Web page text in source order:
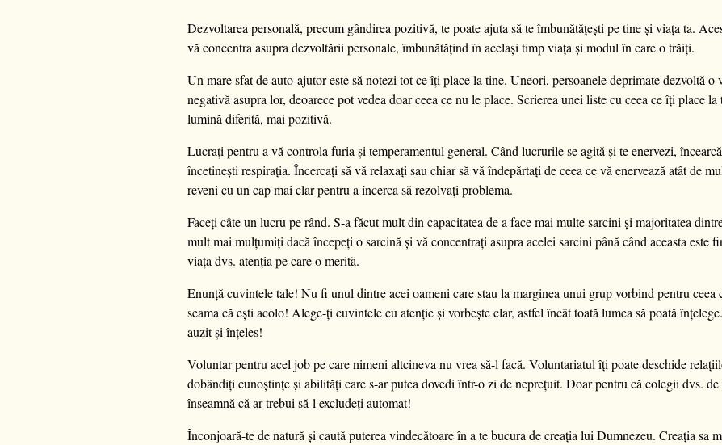
Dezvoltarea personală, precum gândirea pozitivă, te poate ajuta să te îmbunătățești pe tine și viața ta.
vă concentra asupra dezvoltării personale, îmbunătățind în același timp viața și modul în care o trăiți.
Un mare sfat de auto-ajutor este să notezi tot ce îți place la tine. Uneori, persoanele deprimate dezvoltă o
negativă asupra lor, deoarece pot vedea doar ceea ce nu le place. Scrierea unei liste cu ceea ce îți place
lumină diferită, mai pozitivă.
Lucrați pentru a vă controla furia și temperamentul general. Când lucrurile se agită și te enervezi,
încetinești respirația. Încercați să vă relaxați sau chiar să vă îndepărtați de ceea ce vă enervează atât de
reveni cu un cap mai clar pentru a încerca să rezolvați problema.
Faceți câte un lucru pe rând. S-a făcut mult din capacitatea de a face mai multe sarcini și majoritatea
mult mai mulțumiți dacă începeți o sarcină și vă concentrați asupra acelei sarcini până când aceasta este
viața dvs. atenția pe care o merită.
Enunță cuvintele tale! Nu fi unul dintre acei oameni care stau la marginea unui grup vorbind pentru ceea
seama că ești acolo! Alege-ți cuvintele cu atenție și vorbește clar, astfel încât toată lumea să poată
auzit și înțeles!
Voluntar pentru acel job pe care nimeni altcineva nu vrea să-l facă. Voluntariatul îți poate deschide
dobândiți cunoștințe și abilități care s-ar putea dovedi într-o zi de neprețuit. Doar pentru că colegii dvs. de
înseamnă că ar trebui să-l excludeți automat!
Înconjoară-te de natură și caută puterea vindecătoare în a te bucura de creația lui Dumnezeu. Creația sa